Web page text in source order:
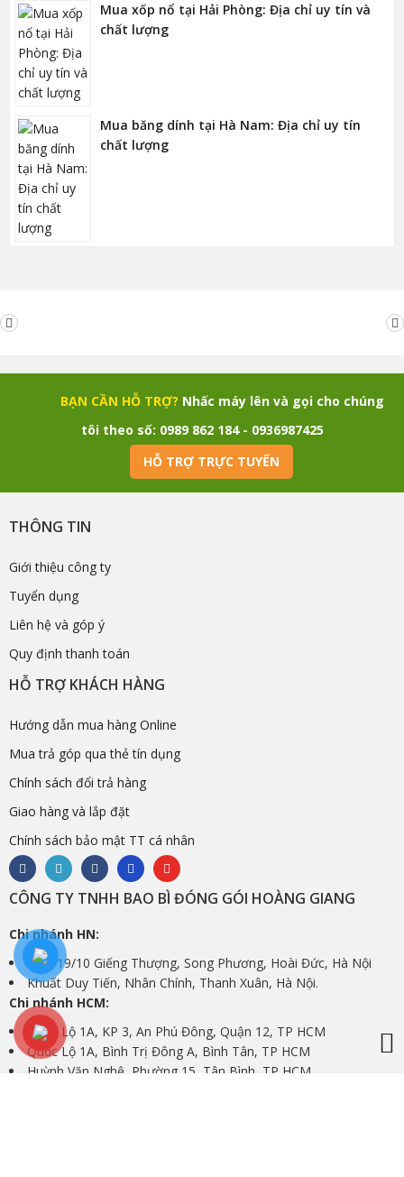
Mua xốp nổ tại Hải Phòng: Địa chỉ uy tín và
chất lượng
Mua băng dính tại Hà Nam: Địa chỉ uy tín
chất lượng
BẠN CẦN HỖ TRỢ? Nhấc máy lên và gọi cho chúng
tôi theo số: 0989 862 184 - 0936987425
HỖ TRỢ TRỰC TUYẾN
THÔNG TIN
Giới thiệu công ty
Tuyển dụng
Liên hệ và góp ý
Quy định thanh toán
HỖ TRỢ KHÁCH HÀNG
Hướng dẫn mua hàng Online
Mua trả góp qua thẻ tín dụng
Chính sách đổi trả hàng
Giao hàng và lắp đặt
Chính sách bảo mật TT cá nhân
CÔNG TY TNHH BAO BÌ ĐÓNG GÓI HOÀNG GIANG
Chi nhánh HN:
Số 3/19/10 Giếng Thượng, Song Phương, Hoài Đức, Hà Nội
Khuất Duy Tiến, Nhân Chính, Thanh Xuân, Hà Nội.
Chi nhánh HCM:
Quốc Lộ 1A, KP 3, An Phú Đông, Quận 12, TP HCM
Quốc Lộ 1A, Bình Trị Đông A, Bình Tân, TP HCM
Huỳnh Văn Nghệ, Phường 15, Tân Bình, TP HCM.